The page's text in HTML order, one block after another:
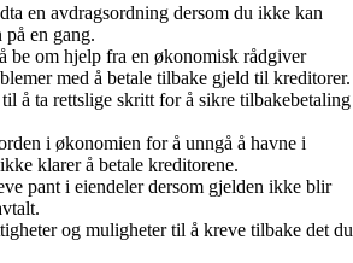
en avdragsordning dersom du ikke kan
på en gang.
be om hjelp fra en økonomisk rådgiver
med å betale tilbake gjeld til kreditorer.
å ta rettslige skritt for å sikre tilbakebetaling
i økonomien for å unngå å havne i
klarer å betale kreditorene.
pant i eiendeler dersom gjelden ikke blir
og muligheter til å kreve tilbake det du